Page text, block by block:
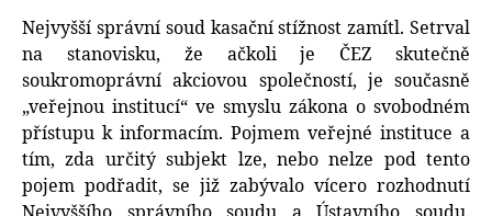
Nejvyšší správní soud kasační stížnost zamítl. Setrval
na stanovisku, že ačkoli je ČEZ skutečně
soukromoprávní akciovou společností, je současně
„veřejnou institucí“ ve smyslu zákona o svobodném
přístupu k informacím. Pojmem veřejné instituce a
tím, zda určitý subjekt lze, nebo nelze pod tento
pojem podřadit, se již zabývalo vícero rozhodnutí